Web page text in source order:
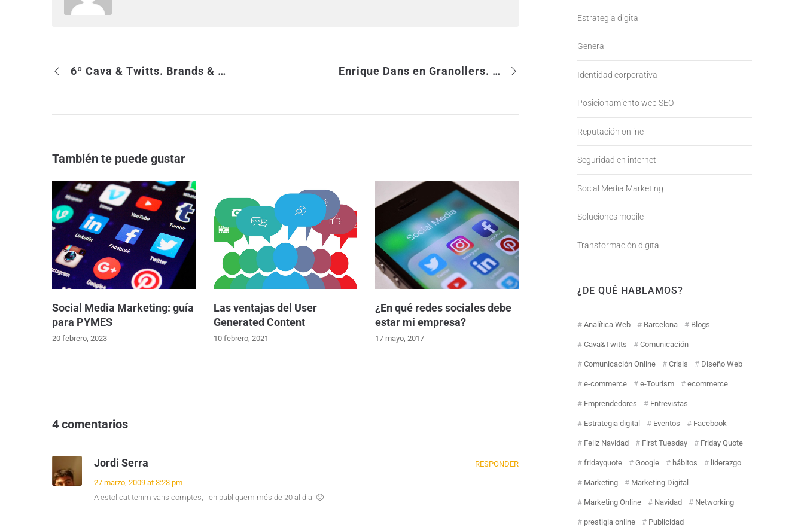
6º Cava & Twitts. Brands & Blogs = do they match? Enrique Dans en Granollers. II Jornadas de la Catosfera
También te puede gustar
Social Media Marketing: guía
para PYMES
20 febrero, 2023
Las ventajas del User
Generated Content
10 febrero, 2021
¿En qué redes sociales debe
estar mi empresa?
17 mayo, 2017
4 comentarios
Jordi Serra
27 marzo, 2009 at 3:23 pm
RESPONDER
A estol.cat tenim varis comptes, i en publiquem més de 20 al dia! 🙂
Estrategia digital
General
Identidad corporativa
Posicionamiento web SEO
Reputación online
Seguridad en internet
Social Media Marketing
Soluciones mobile
Transformación digital
¿DE QUÉ HABLAMOS?
Analítica Web Barcelona Blogs
Cava&Twitts Comunicación
Comunicación Online Crisis Diseño Web
e-commerce e-Tourism ecommerce
Emprendedores Entrevistas
Estrategia digital Eventos Facebook
Feliz Navidad First Tuesday Friday Quote
fridayquote Google hábitos liderazgo
Marketing Marketing Digital
Marketing Online Navidad Networking
prestigia online Publicidad